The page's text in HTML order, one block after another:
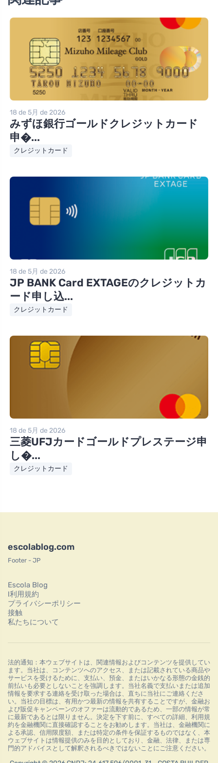
18 de 5月 de 2026
みずほ銀行ゴールドクレジットカード
申�...
クレジットカード
18 de 5月 de 2026
JP BANK Card EXTAGEのクレジットカ
ード申し込...
クレジットカード
18 de 5月 de 2026
三菱UFJカードゴールドプレステージ申
し�...
クレジットカード
escolablog.com
Footer - JP
Escola Blog
l利用規約
プライバシーポリシー
接触
私たちについて
法的通知：本ウェブサイトは、関連情報およびコンテンツを提供してい
ます。当社は、コンテンツへのアクセス、または記載されている商品や
サービスを受けるために、支払い、預金、またはいかなる形態の金銭的
前払いも必要としないことを強調します。当社名義で支払いまたは追加
情報を要求する連絡を受け取った場合は、直ちに当社にご連絡くださ
い。当社の目標は、有用かつ最新の情報を共有することですが、金融お
よび販促キャンペーンのオファーは流動的であるため、一部の情報が常
に最新であるとは限りません。決定を下す前に、すべての詳細、利用規
約を金融機関に直接確認することをお勧めします。当社は、金融機関に
よる承認、信用限度額、または特定の条件を保証するものではなく、本
ウェブサイトは情報提供のみを目的としており、金融、法律、または専
門的アドバイスとして解釈されるべきではないことにご注意ください。